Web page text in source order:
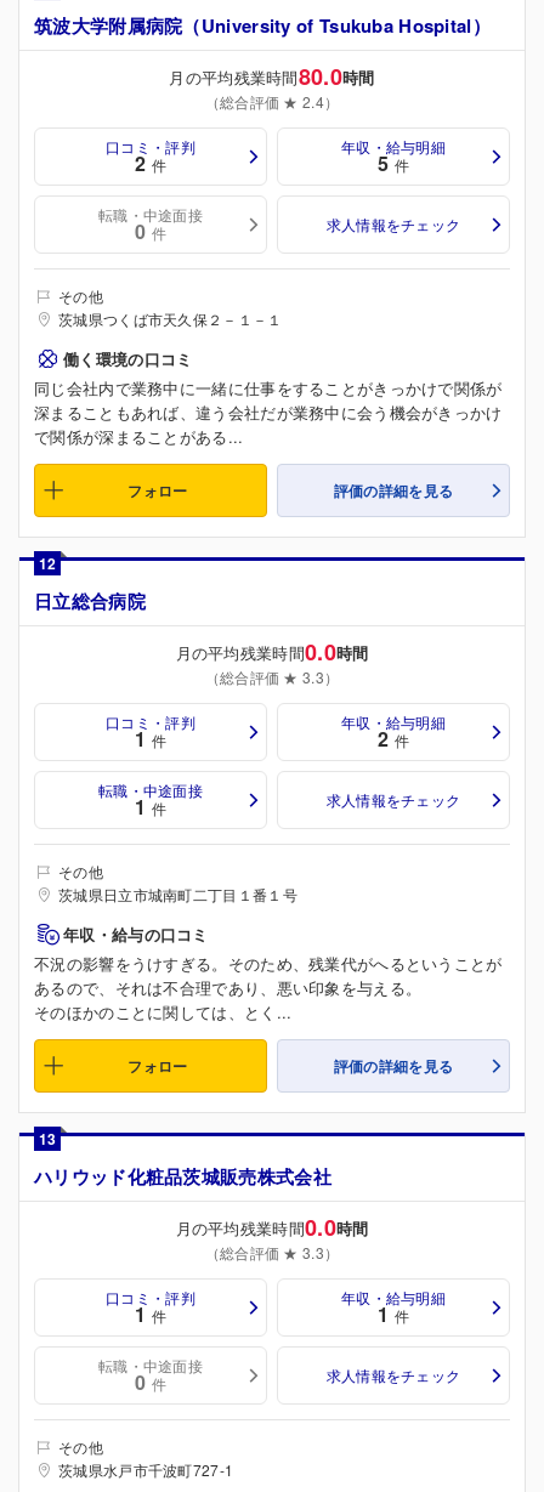
筑波大学附属病院（University of Tsukuba Hospital）
月の平均残業時間80.0時間
（総合評価 ★ 2.4）
口コミ・評判
2 件
年収・給与明細
5 件
転職・中途面接
0 件 求人情報をチェック
その他
茨城県つくば市天久保２－１－１
働く環境の口コミ
同じ会社内で業務中に一緒に仕事をすることがきっかけで関係が
深まることもあれば、違う会社だが業務中に会う機会がきっかけ
で関係が深まることがある...
フォロー 評価の詳細を見る
12
日立総合病院
月の平均残業時間0.0時間
（総合評価 ★ 3.3）
口コミ・評判
1 件
年収・給与明細
2 件
転職・中途面接
1 件 求人情報をチェック
その他
茨城県日立市城南町二丁目１番１号
年収・給与の口コミ
不況の影響をうけすぎる。そのため、残業代がへるということが
あるので、それは不合理であり、悪い印象を与える。
そのほかのことに関しては、とく...
フォロー 評価の詳細を見る
13
ハリウッド化粧品茨城販売株式会社
月の平均残業時間0.0時間
（総合評価 ★ 3.3）
口コミ・評判
1 件
年収・給与明細
1 件
転職・中途面接
0 件 求人情報をチェック
その他
茨城県水戸市千波町727-1